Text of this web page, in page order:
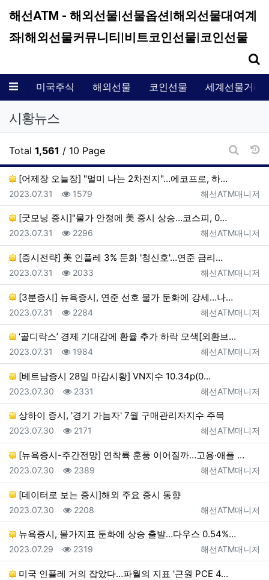
해선ATM - 해외선물|선물옵션|해외선물대여계
좌|해외선물커뮤니티|비트코인선물|코인선물
메뉴 미국주식 해외선물 코인선물 세계선물거래
시황뉴스
Total 1,561 / 10 Page
게시판
[어제장 오늘장] "멀미 나는 2차전지"…에코프로, 하…
등록자
해선ATM매니저
등록일
2023.07.31 조회
1579
[굿모닝 증시]"물가 안정에 美 증시 상승…코스피, 0…
등록자
해선ATM매니저
등록일
2023.07.31 조회
2296
[증시전략] 美 인플레 3% 둔화 '청신호'…연준 금리…
등록자
해선ATM매니저
등록일
2023.07.31 조회
2033
[3분증시] 뉴욕증시, 연준 선호 물가 둔화에 강세…나…
등록자
해선ATM매니저
등록일
2023.07.31 조회
2284
‘골디락스’ 경제 기대감에 환율 추가 하락 모색[외환브…
등록자
해선ATM매니저
등록일
2023.07.31 조회
1984
[베트남증시 28일 마감시황] VN지수 10.34p(0…
등록자
해선ATM매니저
등록일
2023.07.30 조회
2331
상하이 증시, '경기 가늠자' 7월 구매관리자지수 주목
등록자
해선ATM매니저
등록일
2023.07.30 조회
2171
[뉴욕증시-주간전망] 연착륙 훈풍 이어질까…고용·애플 …
등록자
해선ATM매니저
등록일
2023.07.30 조회
2389
[데이터로 보는 증시]해외 주요 증시 동향
등록자
해선ATM매니저
등록일
2023.07.30 조회
2208
뉴욕증시, 물가지표 둔화에 상승 출발…다우스 0.54%…
등록자
해선ATM매니저
등록일
2023.07.29 조회
2319
미국 인플레 거의 잡았다…파월의 지표 '근원 PCE 4…